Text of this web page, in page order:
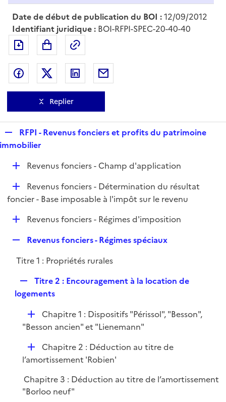
Date de début de publication du BOI :12/09/2012
Identifiant juridique : BOI-RFPI-SPEC-20-40-40
Exporter le document au format pdf
Partager sur Facebook
Partager sur Twitter
Partager sur LinkedIn
Replier
e
l
i
e
r
RFPI - Revenus fonciers et profits du patrimoine
immobilier
D
l
Revenus fonciers - Champ d'application
D
é
r
Revenus fonciers - Détermination du résultat
foncier - Base imposable à l'impôt sur le revenu
D
l
i
e
r
Revenus fonciers - Régimes d'imposition
p
e
Revenus fonciers - Régimes spéciaux
Titre 1 : Propriétés rurales
e
l
i
e
r
Titre 2 : Encouragement à la location de
logements
D
é
i
r
Chapitre 1 : Dispositifs "Périssol", "Besson",
"Besson ancien" et "Lienemann"
D
é
l
i
Chapitre 2 : Déduction au titre de
l’amortissement 'Robien'
Chapitre 3 : Déduction au titre de l’amortissement
"Borloo neuf"